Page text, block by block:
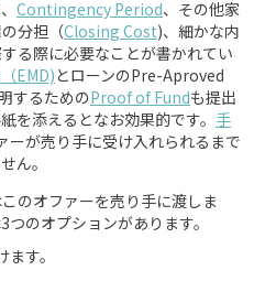
Contingency Period、その他家
分担（Closing Cost)、細かな内
る際に必要なことが書かれてい
EMD)とローンのPre-Aproved
するためのProof of Fundも提出
を添えるとなお効果的です。 手
ーが売り手に受け入れられるまで
ん。
のオファーを売り手に渡しま
のオプションがあります。
す。